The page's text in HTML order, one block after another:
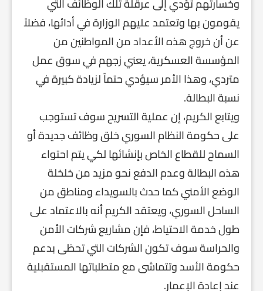
يقومون بها وتعتمد عليهم الوزارة في أدائها، فضلاً
عن أن خروج هذه الأعداد من المواطنين من
المؤسسة العسكرية، يعني زجهم في سوق عمل
متردي، وهذا الأمر سيؤدي حتماً لزيادة كبيرة في
نسبة البطالة.
ويتابع الكريم، إن عملية التسريح سوف تستوجب
على حكومة النظام السوري خلق وظائف جديدة أو
السماح للقطاع الخاص بإنشائها لكي يتم احتواء
هذه البطالة وعدم الدفع نحو مزيد من خلخلة
الوضع الأمني كما حدث بالسويداء ومناطق من
الساحل السوري، ويعتقد الكريم أنه بالاعتماد على
طول خدمة الاحتياط، فإن مشاريع شركات الأمن
والحراسة سوف تكون الشركات التي تحظى بدعم
حكومة الأسد وتتماشى مع متطلباتها المستقبلية
عند إعادة الإعمار.